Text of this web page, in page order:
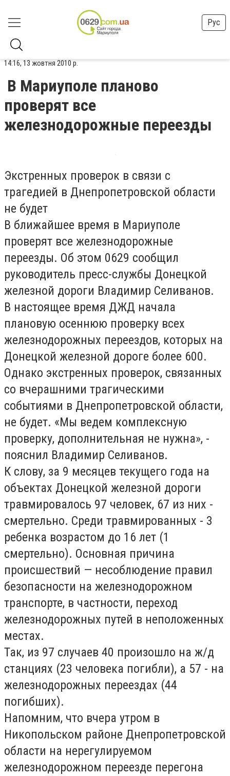
Рус
14:16, 13 жовтня 2010 р.
В Мариуполе планово
проверят все
железнодорожные переезды
Экстренных проверок в связи с
трагедией в Днепропетровской области
не будет
В ближайшее время в Мариуполе
проверят все железнодорожные
переезды. Об этом 0629 сообщил
руководитель пресс-службы Донецкой
железной дороги Владимир Селиванов.
В настоящее время ДЖД начала
плановую осеннюю проверку всех
железнодорожных переездов, которых на
Донецкой железной дороге более 600.
Однако экстренных проверок, связанных
со вчерашними трагическими
событиями в Днепропетровской области,
не будет. «Мы ведем комплексную
проверку, дополнительная не нужна», -
пояснил Владимир Селиванов.
К слову, за 9 месяцев текущего года на
объектах Донецкой железной дороги
травмировалось 97 человек, 67 из них -
смертельно. Среди травмированных - 3
ребенка возрастом до 16 лет (1
смертельно). Основная причина
происшествий — несоблюдение правил
безопасности на железнодорожном
транспорте, в частности, переход
железнодорожных путей в неположенных
местах.
Так, из 97 случаев 40 произошло на ж/д
станциях (23 человека погибли), а 57 - на
железнодорожных переездах (44
погибших).
Напомним, что вчера утром в
Никопольском районе Днепропетровской
области на нерегулируемом
железнодорожном переезде перегона